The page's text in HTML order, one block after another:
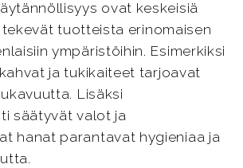
ovat keskeisiä
tuotteista erinomaisen
ympäristöihin. Esimerkiksi
ja tukikaiteet tarjoavat
Lisäksi
säätyvät valot ja
hanat parantavat hygieniaa ja